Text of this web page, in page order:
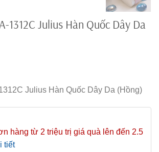
1312C Julius Hàn Quốc Dây Da
Julius Hàn Quốc Dây Da (Hồng)
hàng từ 2 triệu trị giá quà lên đến 2.5
tiết